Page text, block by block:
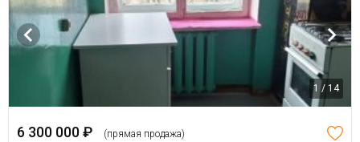
1 / 14
6 300 000 ₽ (прямая продажа)